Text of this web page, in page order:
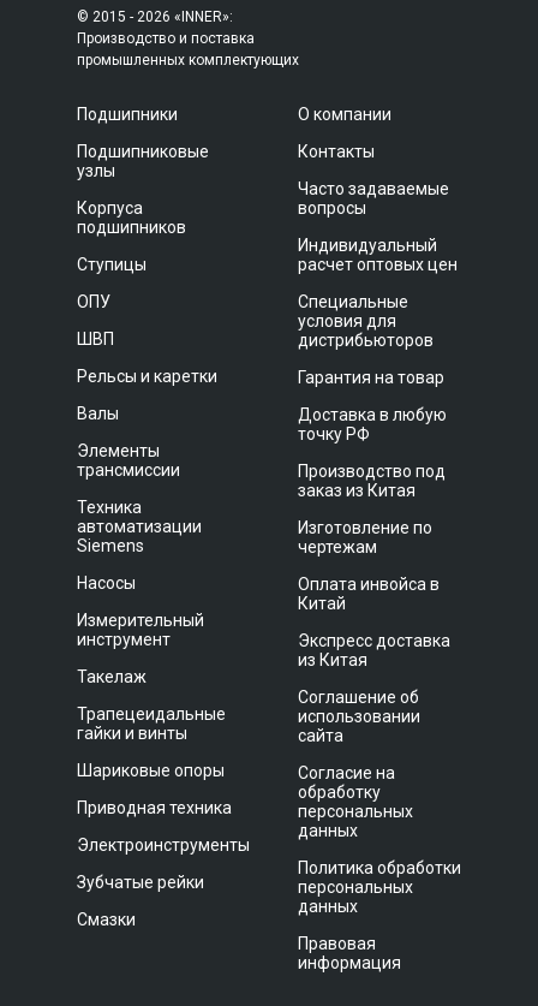
© 2015 - 2026 «INNER»:
Производство и поставка
промышленных комплектующих
Подшипники
Подшипниковые
узлы
Корпуса
подшипников
Ступицы
ОПУ
ШВП
Рельсы и каретки
Валы
Элементы
трансмиссии
Техника
автоматизации
Siemens
Насосы
Измерительный
инструмент
Такелаж
Трапецеидальные
гайки и винты
Шариковые опоры
Приводная техника
Электроинструменты
Зубчатые рейки
Смазки
О компании
Контакты
Часто задаваемые
вопросы
Индивидуальный
расчет оптовых цен
Специальные
условия для
дистрибьюторов
Гарантия на товар
Доставка в любую
точку РФ
Производство под
заказ из Китая
Изготовление по
чертежам
Оплата инвойса в
Китай
Экспресс доставка
из Китая
Соглашение об
использовании
сайта
Согласие на
обработку
персональных
данных
Политика обработки
персональных
данных
Правовая
информация